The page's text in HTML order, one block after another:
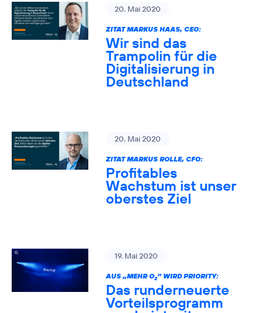
20. Mai 2020
ZITAT MARKUS HAAS, CEO:
Wir sind das
Trampolin für die
Digitalisierung in
Deutschland
20. Mai 2020
ZITAT MARKUS ROLLE, CFO:
Profitables
Wachstum ist unser
oberstes Ziel
19. Mai 2020
AUS „MEHR O2” WIRD PRIORITY:
Das runderneuerte
Vorteilsprogramm